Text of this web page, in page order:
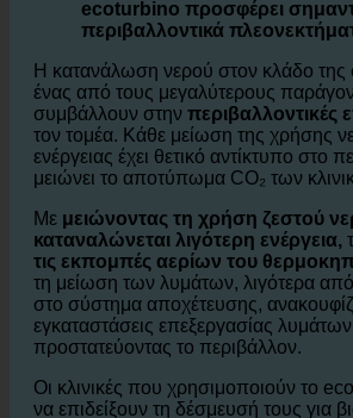
Εκτός από τα οικονομικά οφέλη,
ecoturbino προσφέρει
περιβαλλοντικά
Η κατανάλωση νερού στον κλάδο της
ένας από τους μεγαλύτερους
συμβάλλουν στηνπεριβαλλοντικές
τον τομέα. Κάθε μείωση της χρήσης
ενέργειας έχει θετικό αντίκτυπο στο
μειώνει το αποτύπωμα CO₂ των
Μεμειώνοντας τη χρήση ζεστού
καταναλώνεται λιγότερη ενέργεια,
τις εκπομπές αερίων του
τη μείωση των λυμάτων, λιγότερα από
στο σύστημα αποχέτευσης,
εγκαταστάσεις επεξεργασίας λυμάτων
προστατεύοντας το περιβάλλον.